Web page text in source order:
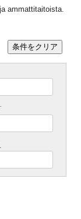
ammattitaitoista.
条件をクリア